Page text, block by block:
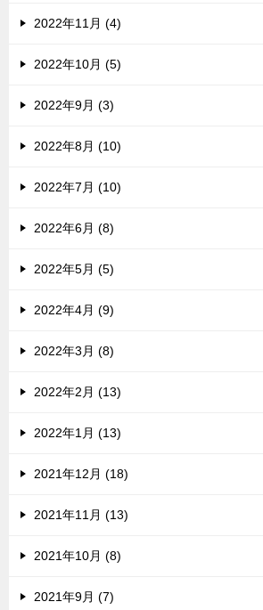
2022年11月 (4)
2022年10月 (5)
2022年9月 (3)
2022年8月 (10)
2022年7月 (10)
2022年6月 (8)
2022年5月 (5)
2022年4月 (9)
2022年3月 (8)
2022年2月 (13)
2022年1月 (13)
2021年12月 (18)
2021年11月 (13)
2021年10月 (8)
2021年9月 (7)